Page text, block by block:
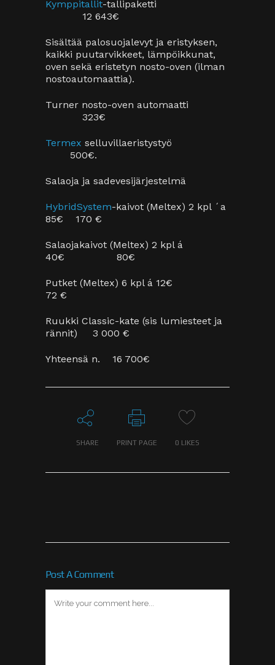
SHARE PRINT PAGE
Post A Comment
Salvesta minu nimi, e-posti- ja
veebiaadress sellesse veebilehitsejasse
järgmiste kommentaaride jaoks.